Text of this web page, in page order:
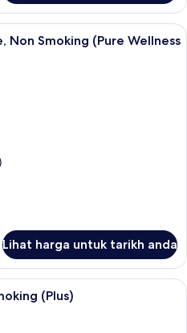
Junior Twin Room, Accessible, Non
Non Smoking (Pure Wellness
Lihat harga untuk tarikh anda
Standard Twin Room, Non Smoking
(Plus)